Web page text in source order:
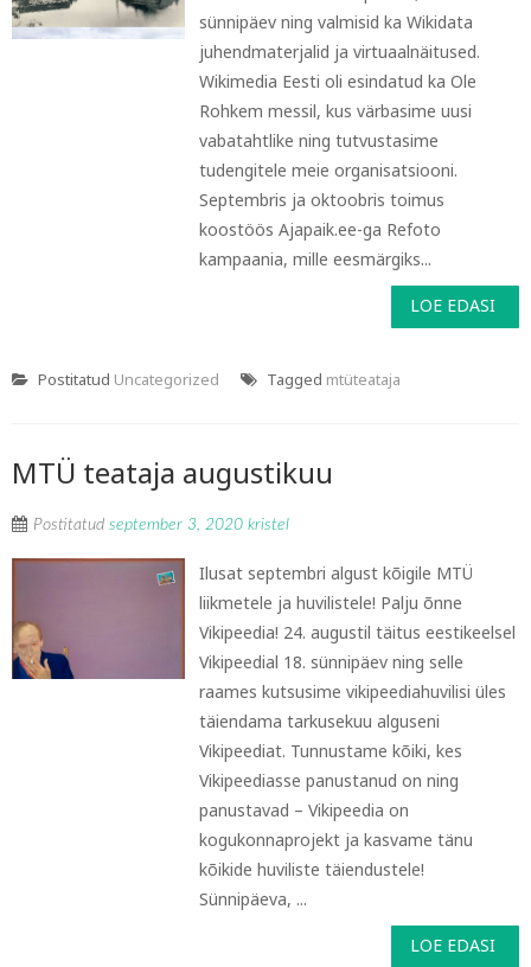
sünnipäev ning valmisid ka Wikidata
juhendmaterjalid ja virtuaalnäitused.
Wikimedia Eesti oli esindatud ka Ole
Rohkem messil, kus värbasime uusi
vabatahtlike ning tutvustasime
tudengitele meie organisatsiooni.
Septembris ja oktoobris toimus
koostöös Ajapaik.ee-ga Refoto
kampaania, mille eesmärgiks...
LOE EDASI
Postitatud Uncategorized Tagged mtüteataja
MTÜ teataja augustikuu
Postitatud september 3, 2020 kristel
Ilusat septembri algust kõigile MTÜ
liikmetele ja huvilistele! Palju õnne
Vikipeedia! 24. augustil täitus eestikeelsel
Vikipeedial 18. sünnipäev ning selle
raames kutsusime vikipeediahuvilisi üles
täiendama tarkusekuu alguseni
Vikipeediat. Tunnustame kõiki, kes
Vikipeediasse panustanud on ning
panustavad – Vikipeedia on
kogukonnaprojekt ja kasvame tänu
kõikide huviliste täiendustele!
Sünnipäeva, ...
LOE EDASI